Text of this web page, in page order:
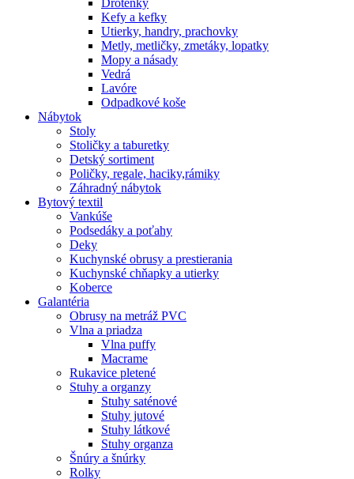
Drôtenky
Kefy a kefky
Utierky, handry, prachovky
Metly, metličky, zmetáky, lopatky
Mopy a násady
Vedrá
Lavóre
Odpadkové koše
Nábytok
Stoly
Stoličky a taburetky
Detský sortiment
Poličky, regale, haciky,rámiky
Záhradný nábytok
Bytový textil
Vankúše
Podsedáky a poťahy
Deky
Kuchynské obrusy a prestierania
Kuchynské chňapky a utierky
Koberce
Galantéria
Obrusy na metráž PVC
Vlna a priadza
Vlna puffy
Macrame
Rukavice pletené
Stuhy a organzy
Stuhy saténové
Stuhy jutové
Stuhy látkové
Stuhy organza
Šnúry a šnúrky
Rolky